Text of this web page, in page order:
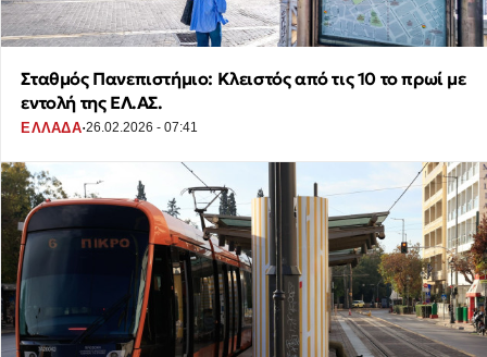
Σταθμός Πανεπιστήμιο: Κλειστός από τις 10 το πρωί με
εντολή της ΕΛ.ΑΣ.
ΕΛΛΑΔΑ·26.02.2026 - 07:41